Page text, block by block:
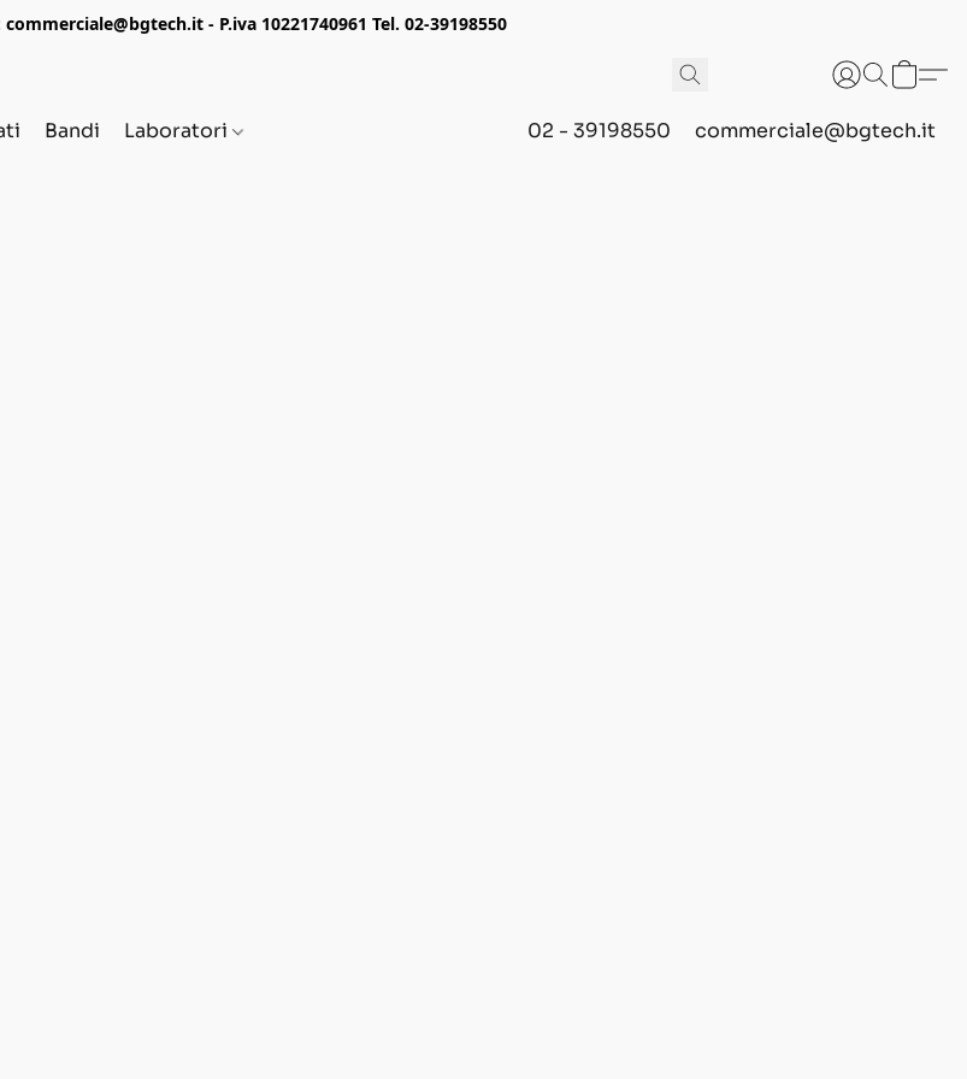
- P.iva 10221740961 Tel. 02-39198550
Bandi Laboratori 02 - 39198550 commerciale@bgtech.it